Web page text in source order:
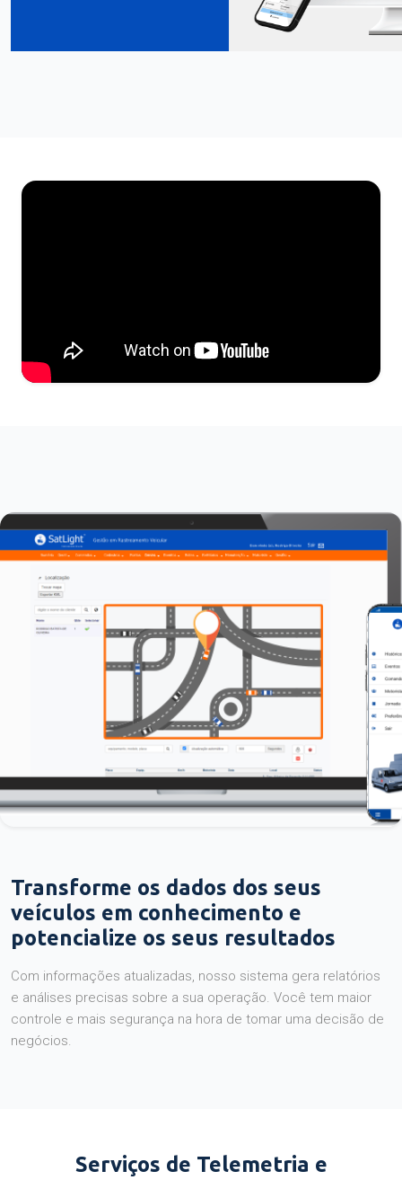
Transforme os dados dos seus
veículos em conhecimento e
potencialize os seus resultados
Com informações atualizadas, nosso sistema gera relatórios
e análises precisas sobre a sua operação. Você tem maior
controle e mais segurança na hora de tomar uma decisão de
negócios.
Serviços de Telemetria e